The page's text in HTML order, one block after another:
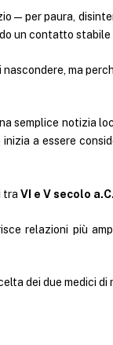
— per paura,
un contatto
ma
semplice notizia
a essere
tra VI e V secolo a.C.
relazioni più
dei due medici